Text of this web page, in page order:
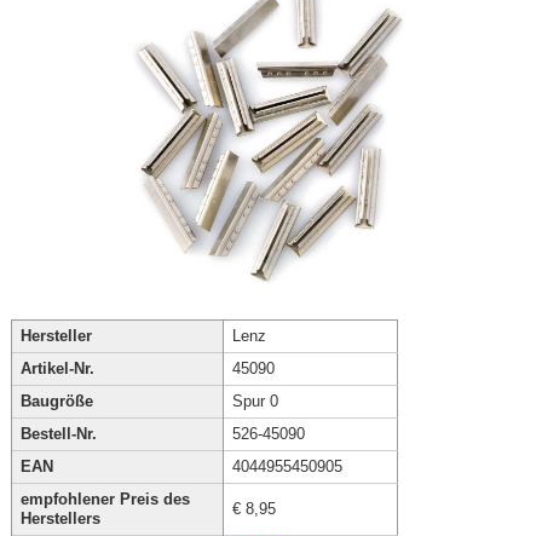
Hersteller
Lenz
Artikel-Nr.
45090
Baugröße
Spur 0
Bestell-Nr.
526-45090
EAN
4044955450905
empfohlener Preis des
Herstellers
€ 8,95